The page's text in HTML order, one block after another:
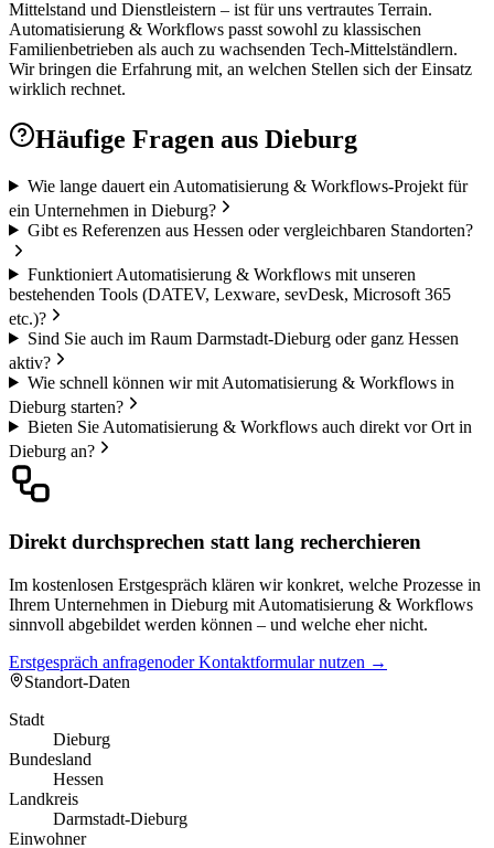
Mittelstand und Dienstleistern – ist für uns vertrautes Terrain.
Automatisierung & Workflows passt sowohl zu klassischen
Familienbetrieben als auch zu wachsenden Tech-Mittelständlern.
Wir bringen die Erfahrung mit, an welchen Stellen sich der Einsatz
wirklich rechnet.
Häufige Fragen aus Dieburg
Wie lange dauert ein Automatisierung & Workflows-Projekt für
ein Unternehmen in Dieburg?
Gibt es Referenzen aus Hessen oder vergleichbaren Standorten?
Funktioniert Automatisierung & Workflows mit unseren
bestehenden Tools (DATEV, Lexware, sevDesk, Microsoft 365
etc.)?
Sind Sie auch im Raum Darmstadt-Dieburg oder ganz Hessen
aktiv?
Wie schnell können wir mit Automatisierung & Workflows in
Dieburg starten?
Bieten Sie Automatisierung & Workflows auch direkt vor Ort in
Dieburg an?
Direkt durchsprechen statt lang recherchieren
Im kostenlosen Erstgespräch klären wir konkret, welche Prozesse in
Ihrem Unternehmen in Dieburg mit Automatisierung & Workflows
sinnvoll abgebildet werden können – und welche eher nicht.
Erstgespräch anfragenoder Kontaktformular nutzen →
Standort-Daten
Stadt
Dieburg
Bundesland
Hessen
Landkreis
Darmstadt-Dieburg
Einwohner